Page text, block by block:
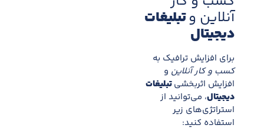
آنلاین وتبلیغات
دیجیتال
برای افزایش ترافیک به
کسب و کار آنلاین و
افزایش اثربخشیتبلیغات
دیجیتال، می‌توانید از
استراتژی‌های زیر
استفاده کنید: